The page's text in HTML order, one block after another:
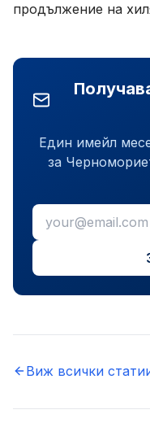
продължение на
Един имейл
за
Виж всички